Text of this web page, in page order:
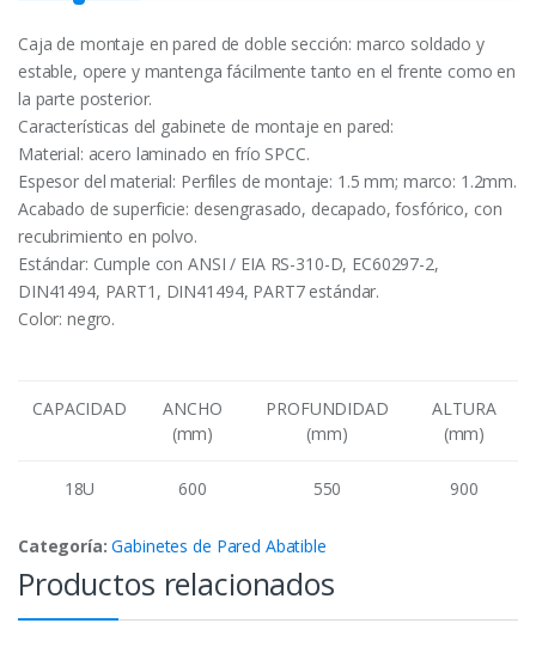
Caja de montaje en pared de doble sección: marco soldado y
estable, opere y mantenga fácilmente tanto en el frente como en
la parte posterior.
Características del gabinete de montaje en pared:
Material: acero laminado en frío SPCC.
Espesor del material: Perfiles de montaje: 1.5 mm; marco: 1.2mm.
Acabado de superficie: desengrasado, decapado, fosfórico, con
recubrimiento en polvo.
Estándar: Cumple con ANSI / EIA RS-310-D, EC60297-2,
DIN41494, PART1, DIN41494, PART7 estándar.
Color: negro.
CAPACIDAD
ANCHO
(mm)
PROFUNDIDAD
(mm)
ALTURA
(mm)
18U 600 550 900
Categoría:Gabinetes de Pared Abatible
Productos relacionados